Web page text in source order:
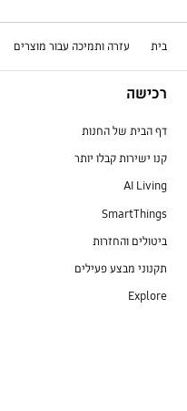
בית עזרה ותמיכה עבור מוצרים
רכישה
דף הבית של החנות
קנו ישירות קבלו יותר
AI Living
SmartThings
ביטולים והחזרות
תקנוני מבצע פעילים
Explore